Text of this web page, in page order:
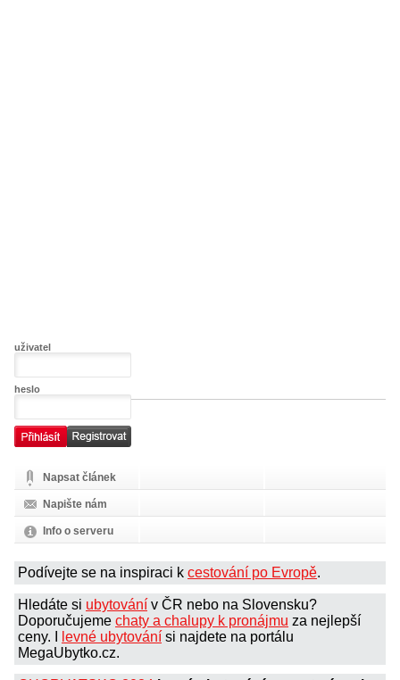
uživatel
heslo
Napsat článek
Napište nám
Info o serveru
Podívejte se na inspiraci k cestování po Evropě.
Hledáte si ubytování v ČR nebo na Slovensku?
Doporučujeme chaty a chalupy k pronájmu za nejlepší
ceny. I
levné ubytování si najdete na portálu
MegaUbytko.cz.